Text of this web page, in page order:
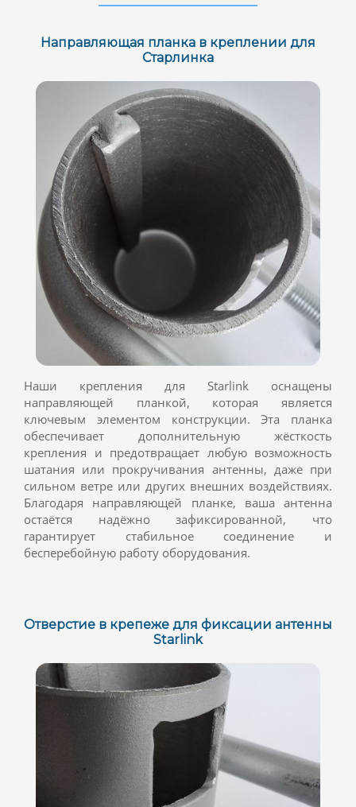
Направляющая планка в креплении для
Старлинка
Наши крепления для Starlink оснащены
направляющей планкой, которая является
ключевым элементом конструкции. Эта планка
обеспечивает дополнительную жёсткость
крепления и предотвращает любую возможность
шатания или прокручивания антенны, даже при
сильном ветре или других внешних воздействиях.
Благодаря направляющей планке, ваша антенна
остаётся надёжно зафиксированной, что
гарантирует стабильное соединение и
бесперебойную работу оборудования.
Отверстие в крепеже для фиксации антенны
Starlink